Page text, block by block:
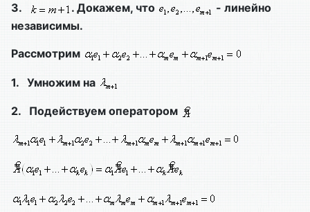
3.
. Докажем, что
- линейно
независимы.
Рассмотрим
1. Умножим на
2. Подействуем оператором